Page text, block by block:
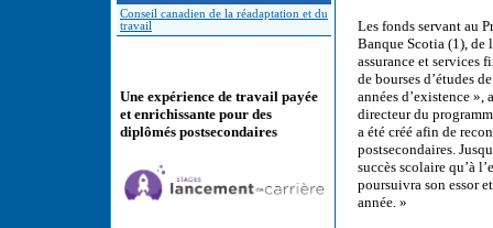
Conseil canadien de la réadaptation et du
travail
Une expérience de travail payée
et enrichissante pour des
diplômés postsecondaires
Les fonds servant au
Banque Scotia (1), de
assurance et services
de bourses d’études
années d’existence
directeur du
a été créé afin de
postsecondaires.
succès scolaire qu’à
poursuivra son essor
année. »